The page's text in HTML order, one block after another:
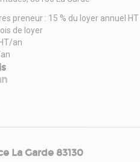
preneur : 15 % du loyer annuel HT
de loyer
an
La Garde 83130